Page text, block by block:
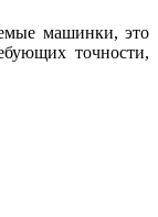
машинки, это
точности,